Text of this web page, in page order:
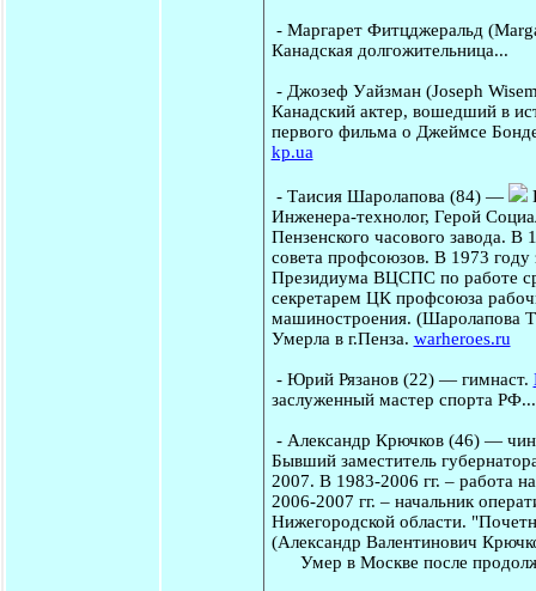
- Маргарет Фитцджеральд
Канадская долгожительница...
- Джозеф Уайзман (Joseph
Канадский актер, вошедший в
первого фильма о Джеймсе
kp.ua
- Таисия Шаролапова (84) —
Инженера-технолог, Герой
Пензенского часового завода. В
совета профсоюзов. В 1973 году
Президиума ВЦСПС по работе
секретарем ЦК профсоюза
машиностроения. (Шаролапова
Умерла в г.Пенза. warheroes.ru
- Юрий Рязанов (22) — гимнаст.
заслуженный мастер спорта РФ...
- Александр Крючков (46) —
Бывший заместитель
2007. В 1983-2006 гг. – работа
2006-2007 гг. – начальник
Нижегородской области.
(Александр Валентинович
Умер в Москве после